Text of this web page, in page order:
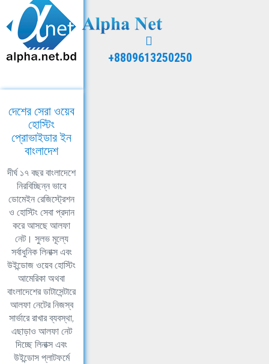
+8809613250250
দেশের সেরা ওয়েব
হোস্টিং
প্রোভাইডার ইন
বাংলাদেশ
দীর্ঘ ১৭ বছর বাংলাদেশে
নিরবিচ্ছিন্ন ভাবে
ডোমেইন রেজিস্ট্রেশন
ও হোস্টিং সেবা প্রদান
করে আসছে আলফা
নেট। সুলভ মূল্যে
সর্বাধুনিক লিনাক্স এবং
উইন্ডোজ ওয়েব হোস্টিং
আমেরিকা অথবা
বাংলাদেশের ডাটাসেন্টারে
আলফা নেটের নিজস্ব
সার্ভারে রাখার ব্যবস্থা,
এছাড়াও আলফা নেট
দিচ্ছে লিনাক্স এবং
উইন্ডোস প্লাটফর্মে